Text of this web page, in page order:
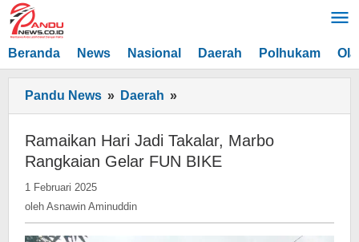
Lewati
ke
konten
Beranda News Nasional Daerah Polhukam
Pandu News » Daerah »
Hari
Jadi
Takalar,
Marbo
Ramaikan Hari Jadi Takalar, Marbo
Rangkaian Gelar FUN BIKE
1 Februari 2025
Asnawin
oleh Asnawin Aminuddin